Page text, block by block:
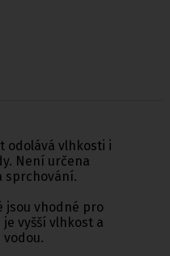
odolává vlhkosti i
Není určena
sprchování.
jsou vhodné pro
vyšší vlhkost a